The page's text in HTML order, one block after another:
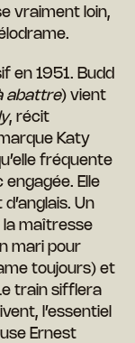
vraiment loin,
en 1951. Budd
abattre) vient
, récit
Katy
fréquente
Elle
Un
la maîtresse
mari pour
toujours) et
train sifflera
l’essentiel
Ernest